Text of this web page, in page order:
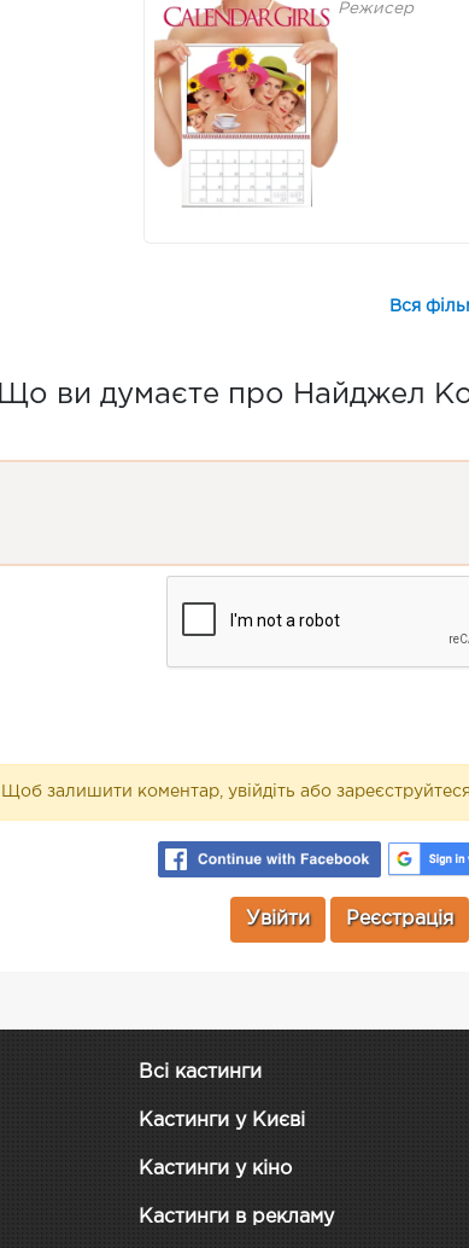
Режисер
Вся
Що ви думаєте про Найджел
Щоб залишити коментар, увійдіть або
Увійти Реєстрація
Всі кастинги
Кастинги у Києві
Кастинги у кіно
Кастинги в рекламу